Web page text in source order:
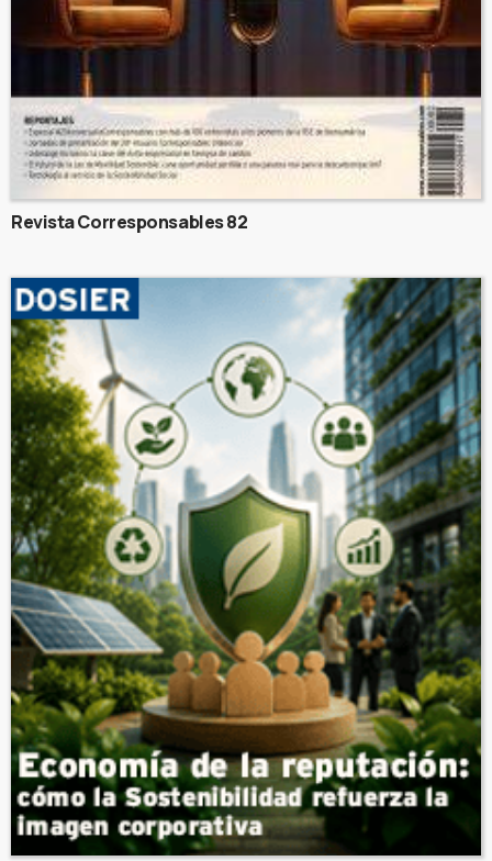
Revista Corresponsables 82